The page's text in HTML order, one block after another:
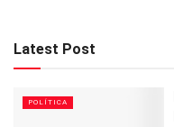
Latest Post
POLÍTICA